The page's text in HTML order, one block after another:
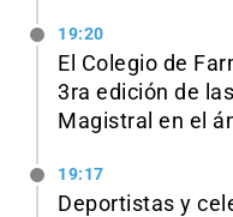
19:20
El Colegio de
3ra edición de
Magistral en el
19:17
Deportistas y